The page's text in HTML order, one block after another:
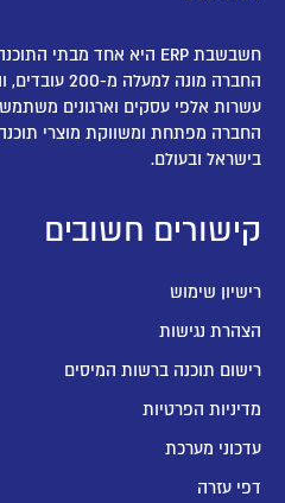
עובדים, והיא פרוסה ב-10 סניפים.
עסקים וארגונים משתמשים במוצרי
ומשווקת מוצרי תוכנה לניהול
חשובים
ברשות המיסים